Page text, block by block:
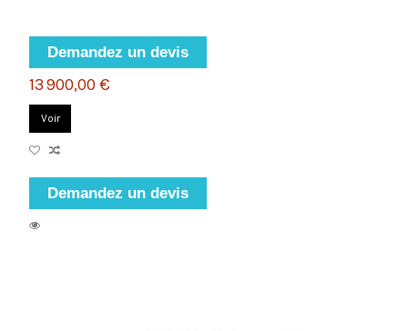
Demandez un devis
13 900,00 €
Voir
Demandez un devis